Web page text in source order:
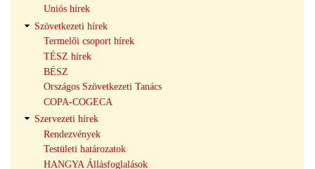
Uniós hírek
Szövetkezeti hírek
Termelői csoport hírek
TÉSZ hírek
BÉSZ
Országos Szövetkezeti Tanács
COPA-COGECA
Szervezeti hírek
Rendezvények
Testületi határozatok
HANGYA Állásfoglalások